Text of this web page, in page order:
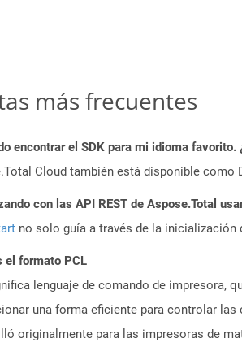
más frecuentes
encontrar el SDK para mi idioma favorito.
Cloud también está disponible como
con las API REST de Aspose.Total
no solo guía a través de la
el formato PCL
lenguaje de comando de impresora,
una forma eficiente para controlar
originalmente para las impresoras de